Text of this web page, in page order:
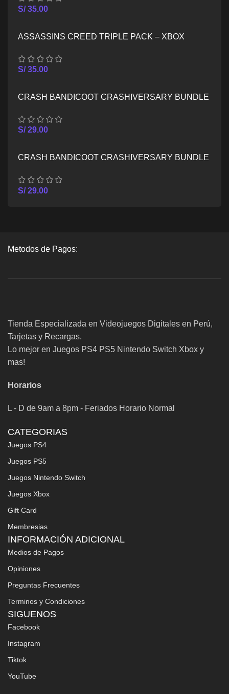
S/35.00
ASSASSINS CREED TRIPLE PACK – XBOX
S/35.00
CRASH BANDICOOT CRASHIVERSARY BUNDLE
S/29.00
CRASH BANDICOOT CRASHIVERSARY BUNDLE
S/29.00
Metodos de Pagos:
Tienda Especializada en Videojuegos Digitales en Perú,
Tarjetas y Recargas.
Lo mejor en Juegos PS4 PS5 Nintendo Switch Xbox y
mas!
Horarios
L - D de 9am a 8pm - Feriados Horario Normal
CATEGORIAS
Juegos PS4
Juegos PS5
Juegos Nintendo Switch
Juegos Xbox
Gift Card
Membresias
INFORMACIÓN ADICIONAL
Medios de Pagos
Opiniones
Preguntas Frecuentes
Terminos y Condiciones
SIGUENOS
Facebook
Instagram
Tiktok
YouTube